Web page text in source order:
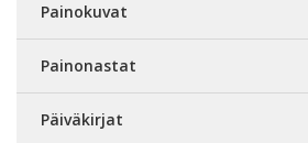
Painokuvat
Painonastat
Päiväkirjat